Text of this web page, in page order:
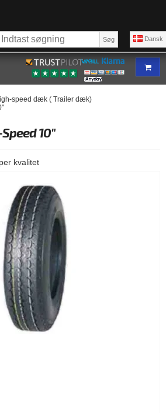
Dansk
Søg
speed dæk ( Trailer dæk)
10"
kvalitet